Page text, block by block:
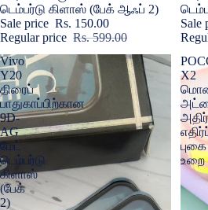
டெம்பர்டு கிளாஸ் (பேக் ஆஃப் 2)
Sale price Rs. 150.00
Regular price Rs. 599.00
Sale
Vivo
Y20
திரைப்
பாதுகாப்பிற்கான
9D-
AG
மேட்
டெம்பர்டு
கிளாஸ்
(பேக்
2)
X2
புகை
உறை